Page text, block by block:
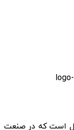
ملک ثابت که نزدیک به 50 سال است که در صنعت